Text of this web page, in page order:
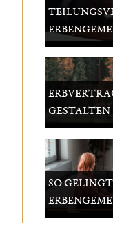
GESTALTEN
SO